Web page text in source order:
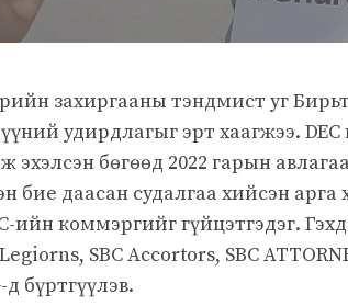
захиргааны тэндмист уг
удирдлагыг эрт хаагжээ.
эхэлсэн бөгөөд 2022 гарын
бие даасан судалгаа хийсэн арга
ийн коммэргийг гүйцэтгэдэг.
SBC Accortors, SBC
д бүртгүүлэв.